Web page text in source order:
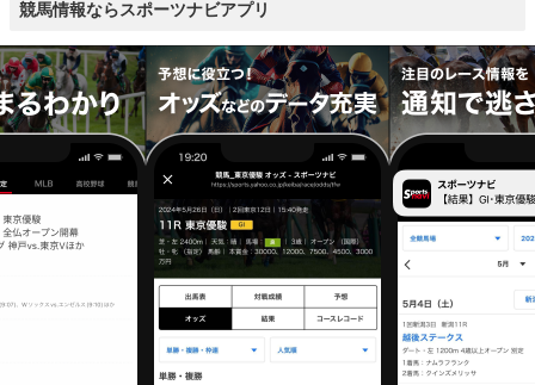
競馬情報ならスポーツナビアプリ